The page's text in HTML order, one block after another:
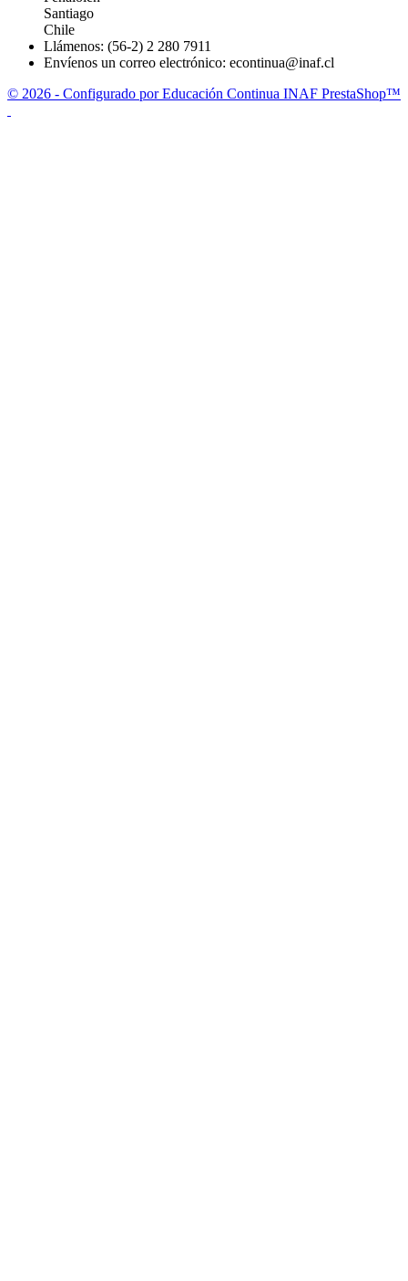
Santiago
Chile
Llámenos: (56-2) 2 280 7911
Envíenos un correo electrónico: econtinua@inaf.cl
© 2026 - Configurado por Educación Continua INAF PrestaShop™